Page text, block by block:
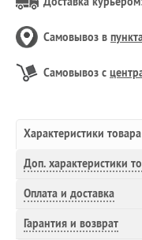
Самовывоз в
Самовывоз с
Характеристики товара
Доп. характеристики
Оплата и доставка
Гарантия и возврат